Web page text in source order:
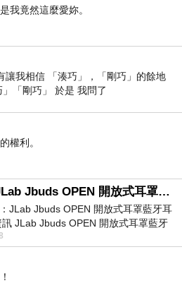
我竟然這麼愛妳。
讓我相信 「湊巧」，「剛巧」的餘地
「剛巧」 於是 我問了
權利。
開箱｜JLab Jbuds OPEN 開放式耳罩藍牙耳機 - 設計美學，輕巧、透氣、環境音全物理達成！
JLab Jbuds OPEN 開放式耳罩藍牙耳
JLab Jbuds OPEN 開放式耳罩藍牙
非常有特色，值得喜愛美型工